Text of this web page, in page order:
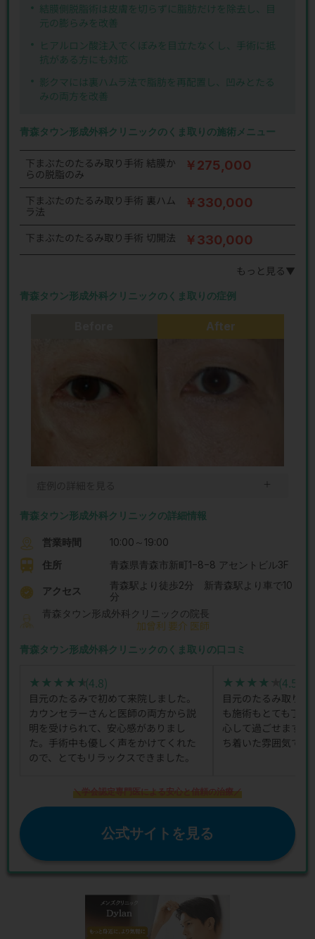
結膜側脱脂術は皮膚を切らずに脂肪だけを除去し、目
元の膨らみを改善
ヒアルロン酸注入でくぼみを目立たなくし、手術に抵
抗がある方にも対応
影クマには裏ハムラ法で脂肪を再配置し、凹みとたる
みの両方を改善
青森タウン形成外科クリニックのくま取りの施術メニュー
下まぶたのたるみ取り手術 結膜か
らの脱脂のみ
￥275,000
下まぶたのたるみ取り手術 裏ハム
ラ法
￥330,000
下まぶたのたるみ取り手術 切開法 ￥330,000
もっと見る▼
青森タウン形成外科クリニックのくま取りの症例
After
＋
青森タウン形成外科クリニックの詳細情報
営業時間
10:00～19:00
住所
青森県青森市新町1−8−8 アセントビル3F
アクセス
青森駅より徒歩2分 新青森駅より車で10
分
青森タウン形成外科クリニックの院長
加曾利 要介 医師
青森タウン形成外科クリニックのくま取りの口コミ
★★★★★
★★★★★(4.8)
目元のたるみで初めて来院しました。
カウンセラーさんと医師の両方から説
明を受けられて、安心感がありまし
た。手術中も優しく声をかけてくれた
ので、とてもリラックスできました。
★★★★★
★★★★★(4.5)
目元のたるみ取り
も施術もとても丁寧
心して過ごせます。
ち着いた雰囲気でし
＼学会認定専門医による安心と信頼の治療／
公式サイトを見る